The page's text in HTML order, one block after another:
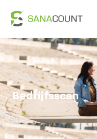
Bedrijfsscan